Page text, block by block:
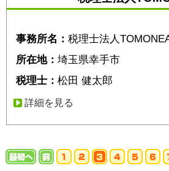
事務所名： 税理士法人
所在地： 埼玉県幸手市
税理士： 松田 健太郎
詳細を見る